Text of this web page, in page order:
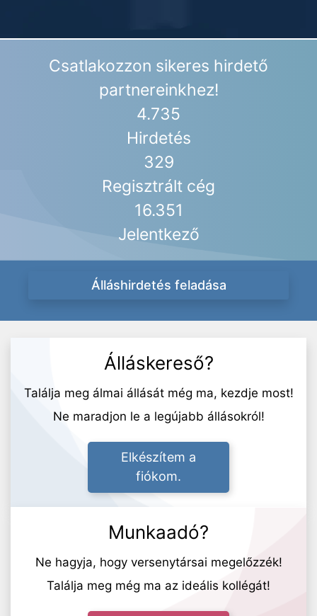
Csatlakozzon sikeres hirdető
partnereinkhez!
4.735
Hirdetés
329
Regisztrált cég
16.351
Jelentkező
Álláshirdetés feladása
Álláskereső?
Találja meg álmai állását még ma, kezdje most!
Ne maradjon le a legújabb állásokról!
Elkészítem a
fiókom.
Munkaadó?
Ne hagyja, hogy versenytársai megelőzzék!
Találja meg még ma az ideális kollégát!